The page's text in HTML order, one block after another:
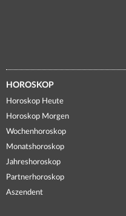
HOROSKOP
Horoskop Heute
Horoskop Morgen
Wochenhoroskop
Monatshoroskop
Jahreshoroskop
Partnerhoroskop
Aszendent